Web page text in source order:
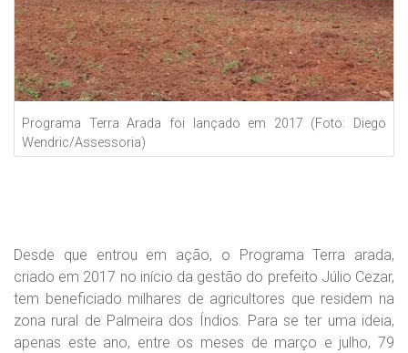
Programa Terra Arada foi lançado em 2017 (Foto: Diego
Wendric/Assessoria)
Desde que entrou em ação, o Programa Terra arada,
criado em 2017 no início da gestão do prefeito Júlio Cezar,
tem beneficiado milhares de agricultores que residem na
zona rural de Palmeira dos Índios. Para se ter uma ideia,
apenas este ano, entre os meses de março e julho, 79